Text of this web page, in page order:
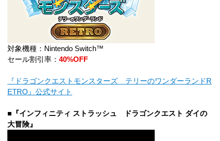
対象機種：Nintendo Switch™
セール割引率： 40%OFF
『ドラゴンクエストモンスターズ テリーのワンダーランドR
ETRO』公式サイト
■『インフィニティ ストラッシュ ドラゴンクエスト ダイの
大冒険』